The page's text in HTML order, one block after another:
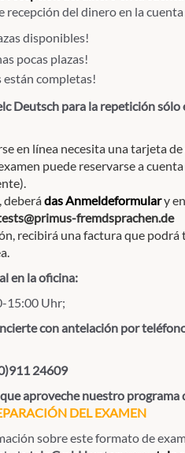
recepción del dinero en la
disponibles!
pocas plazas!
están completas!
Deutsch para la repetición sólo
en línea necesita una tarjeta
puede reservarse a
deberádas Anmeldeformulary
fremdsprachen.de
recibirá una factura que podrá
en la oficina:
15:00 Uhr;
con antelación por
24609
aproveche nuestro programa
DEL EXAMEN
sobre este formato de